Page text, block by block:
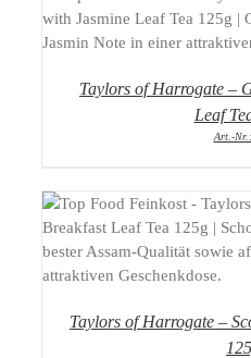
Taylors of Harrogate –
Leaf
Art.-
Taylors of Harrogate –